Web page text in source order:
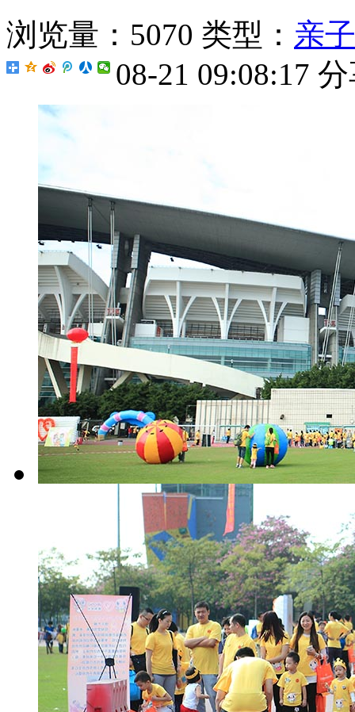
浏览量：5070 类型： 亲
08-21 09:08:17